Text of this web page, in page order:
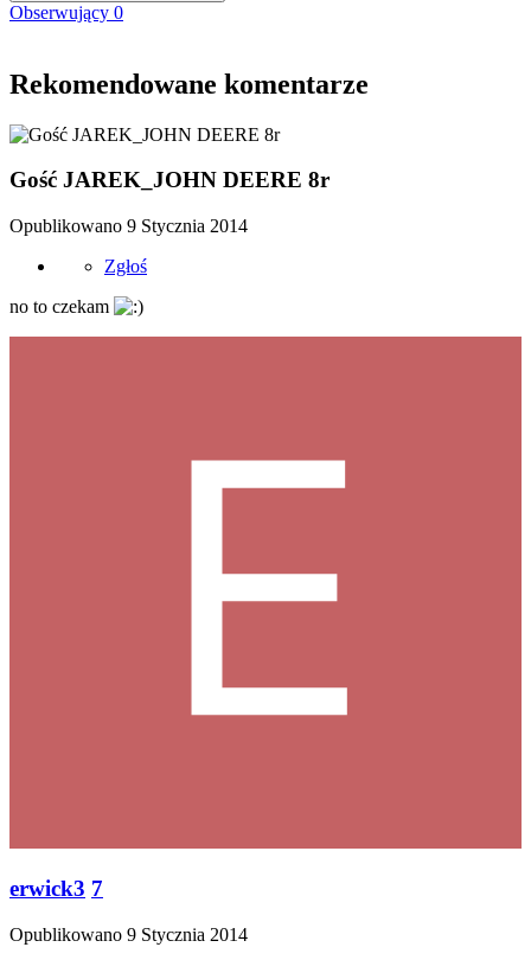
Obserwujący 0
Rekomendowane komentarze
Gość JAREK_JOHN DEERE 8r
Opublikowano 9 Stycznia 2014
Zgłoś
no to czekam
erwick3 7
Opublikowano 9 Stycznia 2014